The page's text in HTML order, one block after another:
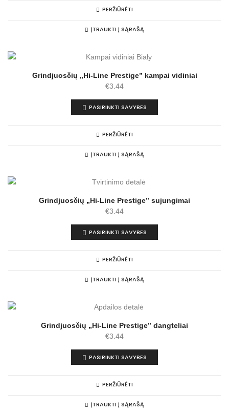
PERŽIŪRĖTI
ĮTRAUKTI Į SĄRAŠĄ
Grindjuosčių „Hi-Line Prestige” kampai vidiniai
€3.44
PASIRINKTI SAVYBES
PERŽIŪRĖTI
ĮTRAUKTI Į SĄRAŠĄ
Grindjuosčių „Hi-Line Prestige” sujungimai
€3.44
PASIRINKTI SAVYBES
PERŽIŪRĖTI
ĮTRAUKTI Į SĄRAŠĄ
Grindjuosčių „Hi-Line Prestige” dangteliai
€3.44
PASIRINKTI SAVYBES
PERŽIŪRĖTI
ĮTRAUKTI Į SĄRAŠĄ